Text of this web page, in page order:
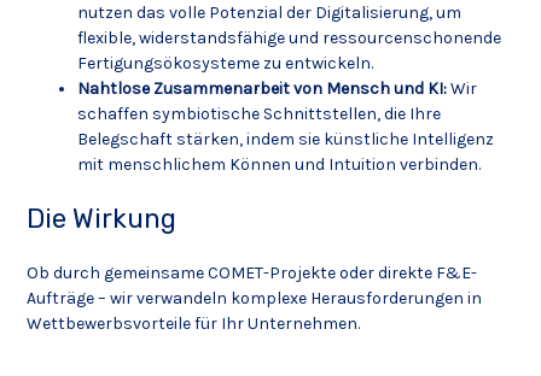
nutzen das volle Potenzial der Digitalisierung, um
flexible, widerstandsfähige und ressourcenschonende
Fertigungsökosysteme zu entwickeln.
Nahtlose Zusammenarbeit von Mensch und KI:Wir
schaffen symbiotische Schnittstellen, die Ihre
Belegschaft stärken, indem sie künstliche Intelligenz
mit menschlichem Können und Intuition verbinden.
Die Wirkung
Ob durch gemeinsame COMET-Projekte oder direkte F&E-
Aufträge – wir verwandeln komplexe Herausforderungen in
Wettbewerbsvorteile für Ihr Unternehmen.